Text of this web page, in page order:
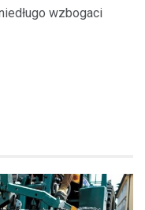
wzbogaci